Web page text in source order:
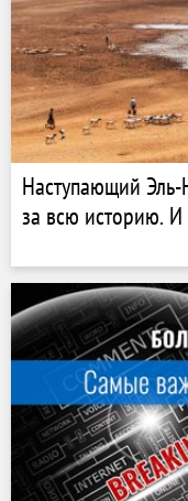
Наступающий
за всю историю. И